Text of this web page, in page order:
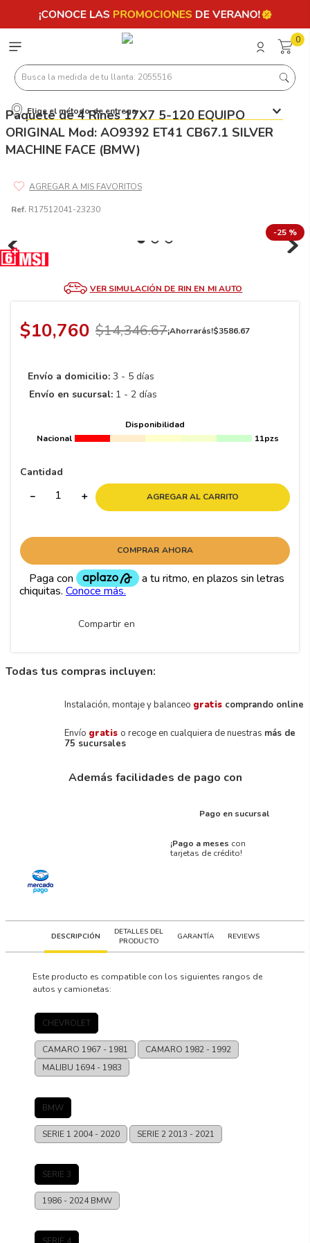
0
Busca la medida de tu llanta: 2055516
Elige el método de entrega
Paquete de 4 Rines 17X7 5-120 EQUIPO
ORIGINAL Mod: AO9392 ET41 CB67.1 SILVER
MACHINE FACE (BMW)
Ref. R17512041-23230
-25 %
VER SIMULACIÓN DE RIN EN MI AUTO
$10,760 $14,346.67¡Ahorrarás!$3586.67
Envío a domicilio: 3 - 5 días
Envío en sucursal: 1 - 2 días
Disponibilidad
Nacional
11pzs
Cantidad
＋
－ AGREGAR AL CARRITO
COMPRAR AHORA
Compartir en
Todas tus compras incluyen:
Instalación, montaje y balanceo gratis comprando online
Envío gratis o recoge en cualquiera de nuestras más de
75 sucursales
Además facilidades de pago con
Pago en sucursal
¡Pago a meses con
tarjetas de crédito!
DESCRIPCIÓN
DETALLES DEL
PRODUCTO
GARANTÍA REVIEWS
Este producto es compatible con los siguientes rangos de
autos y camionetas:
CHEVROLET
CAMARO 1967 - 1981 CAMARO 1982 - 1992
MALIBU 1694 - 1983
BMW
SERIE 1 2004 - 2020 SERIE 2 2013 - 2021
SERIE 3
1986 - 2024BMW
SERIE 4
Términos más buscados
5 185
7. 245
9. 195